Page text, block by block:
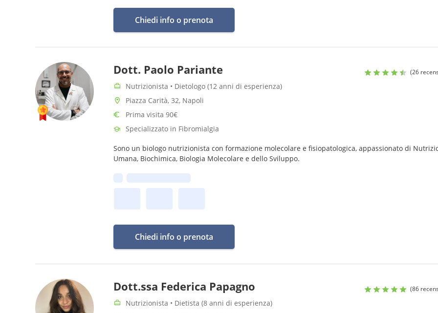
Chiedi info o prenota
Dott. Paolo Pariante (26
Nutrizionista • Dietologo (12 anni di esperienza)
Piazza Carità, 32, Napoli
Prima visita 90€
Specializzato in Fibromialgia
Sono un biologo nutrizionista con formazione molecolare e fisiopatologica, appassionato di
Umana, Biochimica, Biologia Molecolare e dello Sviluppo.
Chiedi info o prenota
Dott.ssa Federica Papagno (86
Nutrizionista • Dietista (8 anni di esperienza)